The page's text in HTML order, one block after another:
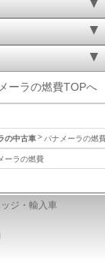
ーラの燃費TOPへ
の中古車 パナメーラの燃
ーラの燃費
ジ・輸入車